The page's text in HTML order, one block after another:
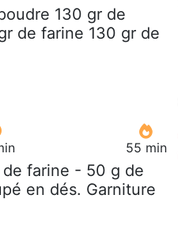
130 gr de
de farine 130 gr de
55 min
de farine - 50 g de
en dés. Garniture